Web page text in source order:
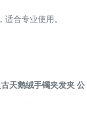
适合专业使用。
天鹅绒手镯夹发夹 公